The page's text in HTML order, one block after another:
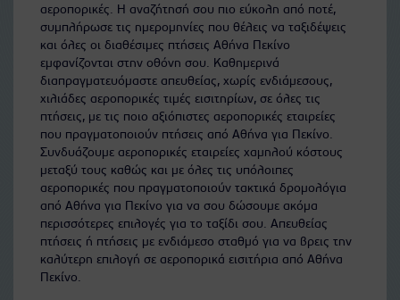
αεροπορικές. Η αναζήτησή σου πιο εύκολη από ποτέ,
συμπλήρωσε τις ημερομηνίες που θέλεις να ταξιδέψεις
και όλες οι διαθέσιμες πτήσεις Αθήνα Πεκίνο
εμφανίζονται στην οθόνη σου. Καθημερινά
διαπραγματευόμαστε απευθείας, χωρίς ενδιάμεσους,
χιλιάδες αεροπορικές τιμές εισιτηρίων, σε όλες τις
πτήσεις, με τις ποιο αξιόπιστες αεροπορικές εταιρείες
που πραγματοποιούν πτήσεις από Αθήνα για Πεκίνο.
Συνδυάζουμε αεροπορικές εταιρείες χαμηλού κόστους
μεταξύ τους καθώς και με όλες τις υπόλοιπες
αεροπορικές που πραγματοποιούν τακτικά δρομολόγια
από Αθήνα για Πεκίνο για να σου δώσουμε ακόμα
περισσότερες επιλογές για το ταξίδι σου. Απευθείας
πτήσεις ή πτήσεις με ενδιάμεσο σταθμό για να βρεις την
καλύτερη επιλογή σε αεροπορικά εισιτήρια από Αθήνα
Πεκίνο.